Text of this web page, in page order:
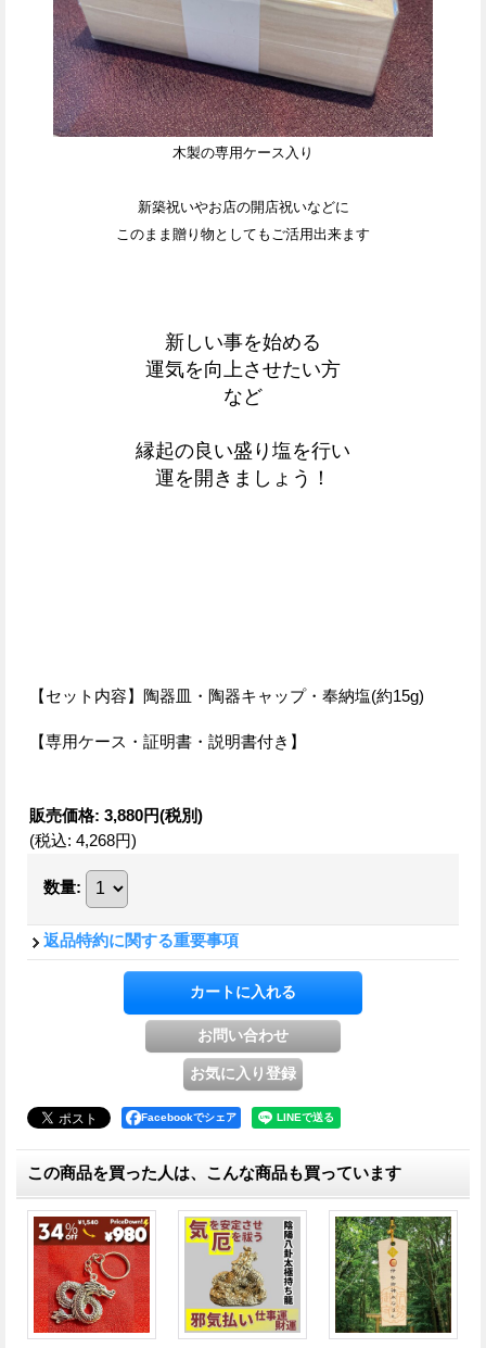
木製の専用ケース入り
新築祝いやお店の開店祝いなどに
このまま贈り物としてもご活用出来ます
新しい事を始める
運気を向上させたい方
など
縁起の良い盛り塩を行い
運を開きましょう！
【セット内容】陶器皿・陶器キャップ・奉納塩(約15g)
【専用ケース・証明書・説明書付き】
販売価格: 3,880円(税別)
(税込: 4,268円)
数量:
返品特約に関する重要事項
Facebookでシェア
この商品を買った人は、こんな商品も買っています